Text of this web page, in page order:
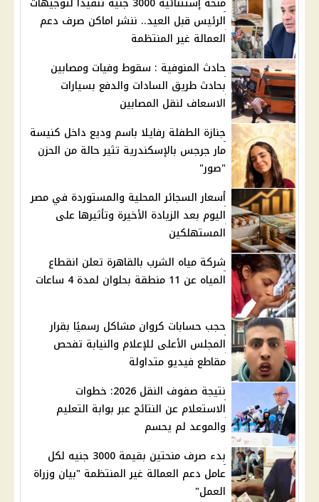
الرئيس قبل العيد.. ننشر اماكن صرف دعم
العمالة غير المنتظمة
حادث المنوفية : سقوط وفيات ومصابين
بحادث طريق السادات والدفع بسيارات
الاسعاف لنقل المصابين
جنازة الطفلة رفايلا باسم وديع داخل كنيسة
مار جرجس بالإسكندرية تثير حالة من الحزن
"صور"
أسعار السجائر المحلية والمستوردة في مصر
اليوم بعد الزيادة الأخيرة وتأثيرها على
المستهلكين
شركة مياه الشرب بالقاهرة تعلن انقطاع
المياه عن 11 منطقة بحلوان لمدة 4 ساعات
حجب حسابات كروان مشاكل رسميًا بقرار
المجلس الأعلى للإعلام والنيابة تفحص
مقاطع فيديو متداولة
نتيجة صفوف النقل 2026: خطوات
الاستعلام عن النتائج عبر بوابة التعليم
والموعد لم يحسم
بدء صرف منحتين بقيمة 3000 جنيه لكل
عامل دعم العمالة غير المنتظمة "بيان وزراة
العمل"